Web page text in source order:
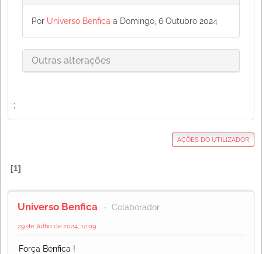
Por Universo Benfica a Domingo, 6 Outubro 2024
Outras alterações
;
AÇÕES DO UTILIZADOR
1
Universo Benfica Colaborador
29 de Julho de 2024, 12:09
Força Benfica !